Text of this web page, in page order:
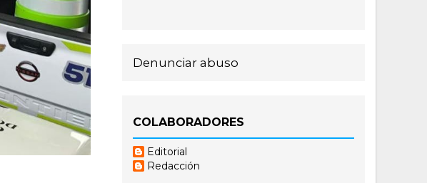
Denunciar abuso
COLABORADORES
Editorial
Redacción